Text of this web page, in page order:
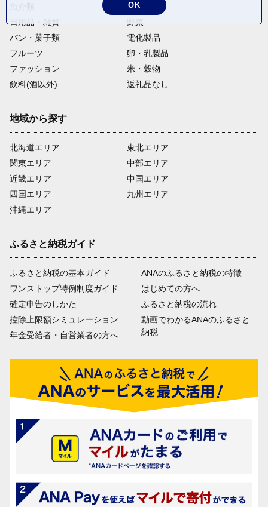
麺類
日用品・雑貨
野菜
パン・菓子類
電化製品
フルーツ
卵・乳製品
ファッション
米・穀物
飲料(酒以外)
返礼品なし
地域から探す
北海道エリア
関東エリア
近畿エリア
四国エリア
沖縄エリア
東北エリア
中部エリア
中国エリア
九州エリア
ふるさと納税ガイド
ふるさと納税の基本ガイド
ワンストップ特例制度ガイド
確定申告のしかた
控除上限額シミュレーション
年金受給者・自営業者の方へ
ANAのふるさと納税の特徴
はじめての方へ
ふるさと納税の流れ
動画でわかるANAのふるさと
納税
OK